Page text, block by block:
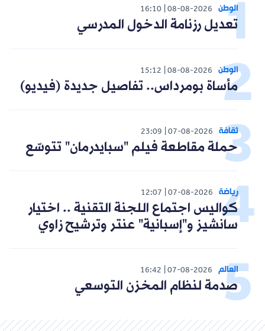
الوطن 08-08-2026
16:10
تعديل رزنامة الدخول المدرسي
الوطن 08-08-2026
15:12
مأساة بومرداس.. تفاصيل جديدة (فيديو)
ثقافة 07-08-2026
23:09
حملة مقاطعة فيلم "سبايدرمان" تتوسّع
رياضة 07-08-2026
12:07
كواليس اجتماع اللجنة التقنية .. اختيار
سانشيز و"إسبانية" عنتر وترشيح زاوي
العالم 07-08-2026
16:42
صدمة لنظام المخزن التوسعي